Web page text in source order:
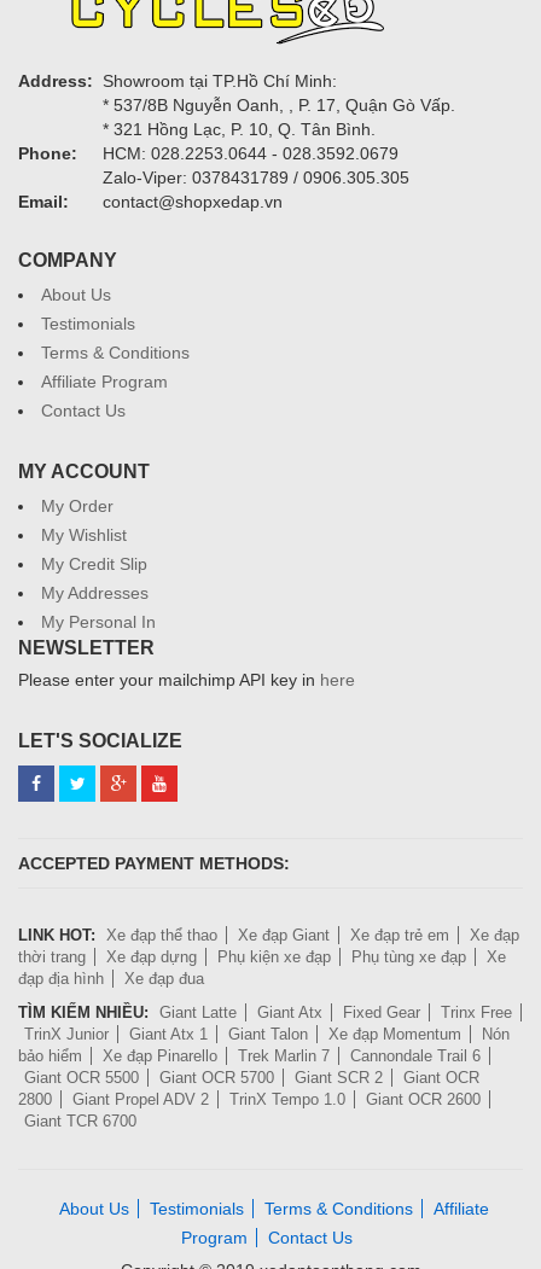
Address:
Showroom tại TP.Hồ Chí Minh:
* 537/8B Nguyễn Oanh, , P. 17, Quận Gò Vấp.
* 321 Hồng Lạc, P. 10, Q. Tân Bình.
Phone:
HCM: 028.2253.0644 - 028.3592.0679
Zalo-Viper: 0378431789 / 0906.305.305
Email:
contact@shopxedap.vn
COMPANY
About Us
Testimonials
Terms & Conditions
Affiliate Program
Contact Us
MY ACCOUNT
My Order
My Wishlist
My Credit Slip
My Addresses
My Personal In
NEWSLETTER
Please enter your mailchimp API key in here
LET'S SOCIALIZE
ACCEPTED PAYMENT METHODS:
LINK HOT: Xe đạp thể thao Xe đạp Giant Xe đạp trẻ em
Xe đạp
thời trang
Xe đạp dựng Phụ kiện xe đạp Phụ tùng xe đạp
Xe
đạp địa hình
Xe đạp đua
TÌM KIẾM NHIỀU:
Giant Latte Giant Atx Fixed Gear
Trinx Free
TrinX Junior
Giant Atx 1 Giant Talon Xe đạp Momentum
Nón
bảo hiểm
Xe đạp Pinarello Trek Marlin 7
Cannondale Trail 6
Giant OCR 5500
Giant OCR 5700 Giant SCR 2
Giant OCR
2800
Giant Propel ADV 2 TrinX Tempo 1.0
Giant OCR 2600
Giant TCR 6700
About Us Testimonials Terms & Conditions
Affiliate
Program
Contact Us